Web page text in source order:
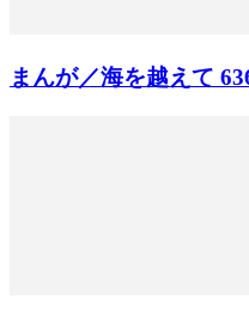
まんが／海を越えて